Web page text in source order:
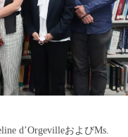
d’OrgevilleおよびMs.